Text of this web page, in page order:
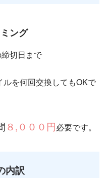
ング
切日まで
ルを何回交換してもOKで
８,０００円必要です。
内訳